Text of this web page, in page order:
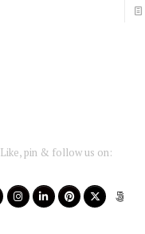
Like, pin & follow us on: